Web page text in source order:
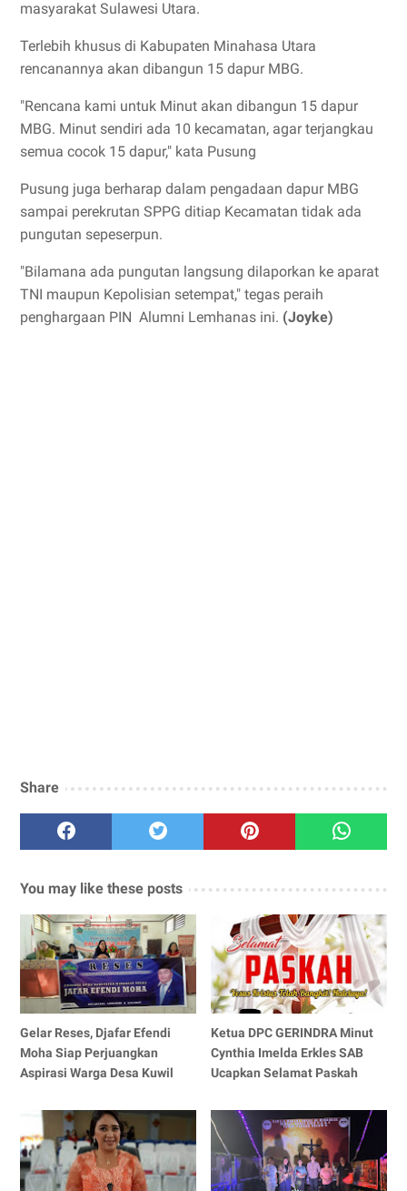
masyarakat Sulawesi Utara.
Terlebih khusus di Kabupaten Minahasa Utara
rencanannya akan dibangun 15 dapur MBG.
"Rencana kami untuk Minut akan dibangun 15 dapur
MBG. Minut sendiri ada 10 kecamatan, agar terjangkau
semua cocok 15 dapur," kata Pusung
Pusung juga berharap dalam pengadaan dapur MBG
sampai perekrutan SPPG ditiap Kecamatan tidak ada
pungutan sepeserpun.
"Bilamana ada pungutan langsung dilaporkan ke aparat
TNI maupun Kepolisian setempat," tegas peraih
penghargaan PIN Alumni Lemhanas ini. (Joyke)
Share
You may like these posts
Gelar Reses, Djafar Efendi
Moha Siap Perjuangkan
Aspirasi Warga Desa Kuwil
Ketua DPC GERINDRA Minut
Cynthia Imelda Erkles SAB
Ucapkan Selamat Paskah